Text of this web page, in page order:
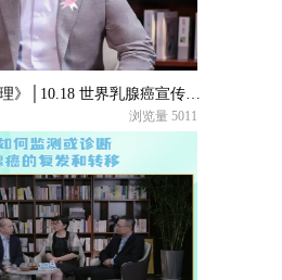
《科普了，病理》│10.18 世界乳腺癌宣传日粉红关爱——乳腺癌防线：探·解·治
浏览量 5011